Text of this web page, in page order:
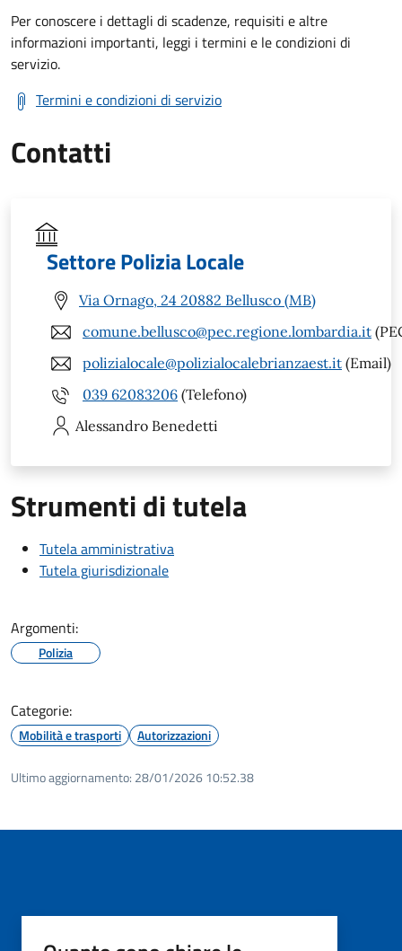
Per conoscere i dettagli di scadenze, requisiti e altre
informazioni importanti, leggi i termini e le condizioni di
servizio.
Termini e condizioni di servizio
Contatti
Settore Polizia Locale
Via Ornago, 24 20882 Bellusco (MB)
comune.bellusco@pec.regione.lombardia.it
polizialocale@polizialocalebrianzaest.it (Email)
039 62083206 (Telefono)
Alessandro Benedetti
Strumenti di tutela
Tutela amministrativa
Tutela giurisdizionale
Argomenti:
Polizia
Categorie:
Mobilità e trasporti Autorizzazioni
Ultimo aggiornamento: 28/01/2026 10:52.38